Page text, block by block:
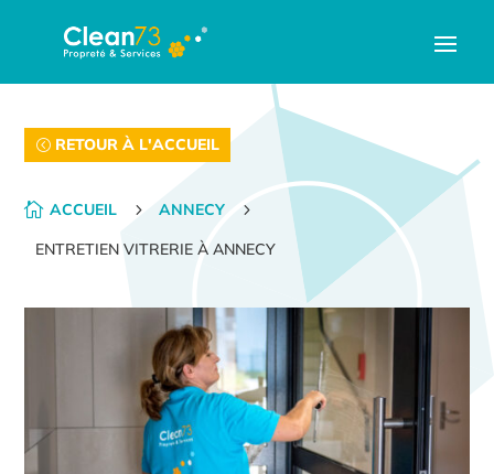
RETOUR À L'ACCUEIL
 ACCUEIL 5 ANNECY
5
ENTRETIEN VITRERIE À ANNECY